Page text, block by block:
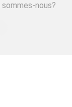
sommes-nous?